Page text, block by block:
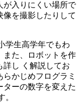
が入りにくい場所で
像を撮影したりして
学生高学年でもわ
また、ロボットを作
詳し く解説してお
かじめフログラミ
ターの数字を変えた
。